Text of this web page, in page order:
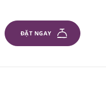
ĐẶT NGAY